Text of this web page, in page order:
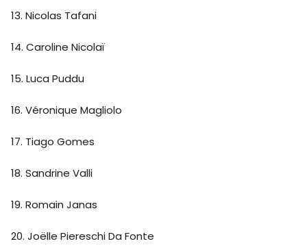
13. Nicolas Tafani
14. Caroline Nicolaï
15. Luca Puddu
16. Véronique Magliolo
17. Tiago Gomes
18. Sandrine Valli
19. Romain Janas
20. Joëlle Piereschi Da Fonte